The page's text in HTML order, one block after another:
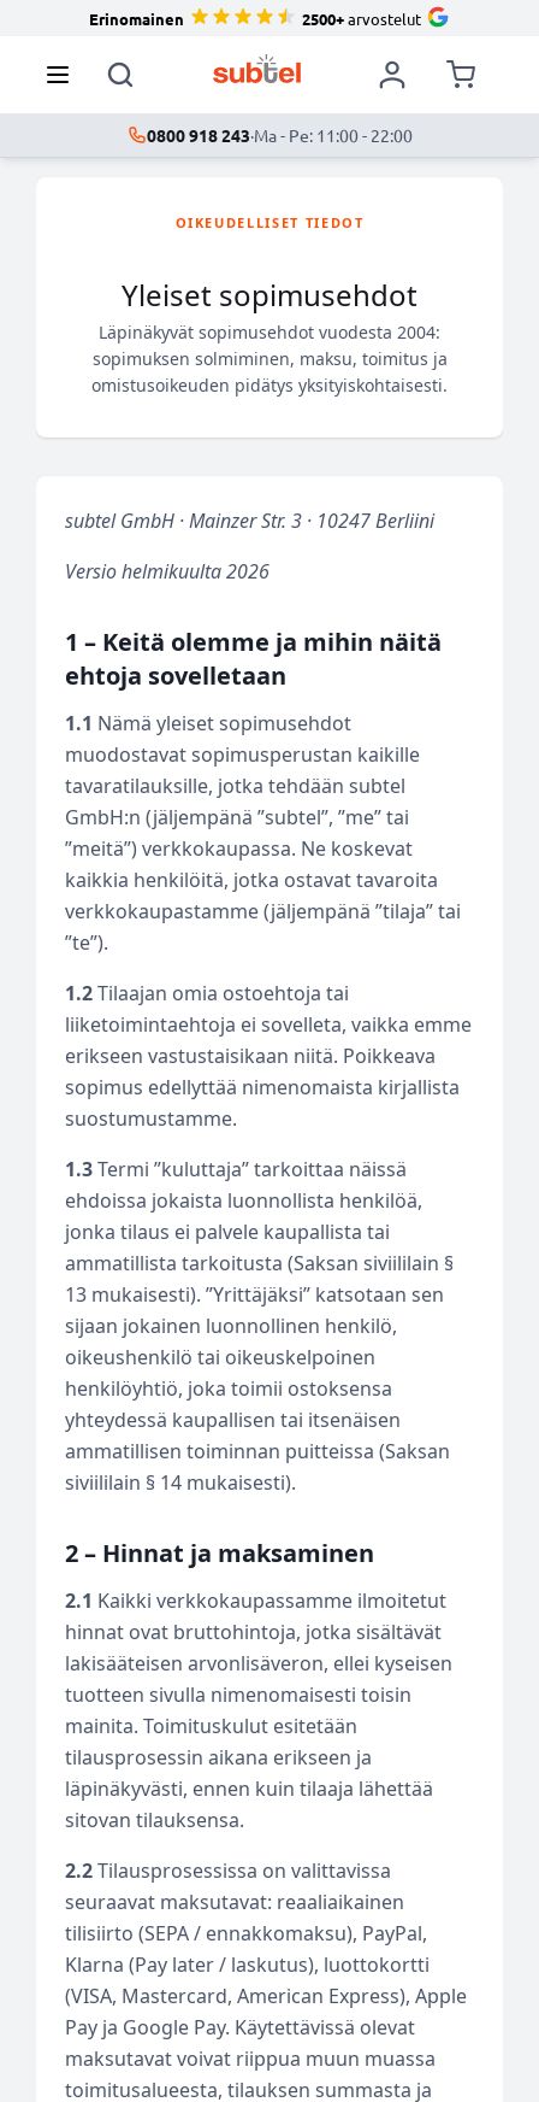
Erinomainen 2500+arvostelut
0800 918 243·Ma - Pe: 11:00 - 22:00
OIKEUDELLISET TIEDOT
Yleiset sopimusehdot
Läpinäkyvät sopimusehdot vuodesta 2004:
sopimuksen solmiminen, maksu, toimitus ja
omistusoikeuden pidätys yksityiskohtaisesti.
subtel GmbH · Mainzer Str. 3 · 10247 Berliini
Versio helmikuulta 2026
1 – Keitä olemme ja mihin näitä
ehtoja sovelletaan
1.1 Nämä yleiset sopimusehdot
muodostavat sopimusperustan kaikille
tavaratilauksille, jotka tehdään subtel
GmbH:n (jäljempänä ”subtel”, ”me” tai
”meitä”) verkkokaupassa. Ne koskevat
kaikkia henkilöitä, jotka ostavat tavaroita
verkkokaupastamme (jäljempänä ”tilaja” tai
”te”).
1.2Tilaajan omia ostoehtoja tai
liiketoimintaehtoja ei sovelleta, vaikka emme
erikseen vastustaisikaan niitä. Poikkeava
sopimus edellyttää nimenomaista kirjallista
suostumustamme.
1.3Termi ”kuluttaja” tarkoittaa näissä
ehdoissa jokaista luonnollista henkilöä,
jonka tilaus ei palvele kaupallista tai
ammatillista tarkoitusta (Saksan siviililain §
13 mukaisesti). ”Yrittäjäksi” katsotaan sen
sijaan jokainen luonnollinen henkilö,
oikeushenkilö tai oikeuskelpoinen
henkilöyhtiö, joka toimii ostoksensa
yhteydessä kaupallisen tai itsenäisen
ammatillisen toiminnan puitteissa (Saksan
siviililain § 14 mukaisesti).
2 – Hinnat ja maksaminen
2.1 Kaikki verkkokaupassamme ilmoitetut
hinnat ovat bruttohintoja, jotka sisältävät
lakisääteisen arvonlisäveron, ellei kyseisen
tuotteen sivulla nimenomaisesti toisin
mainita. Toimituskulut esitetään
tilausprosessin aikana erikseen ja
läpinäkyvästi, ennen kuin tilaaja lähettää
sitovan tilauksensa.
2.2Tilausprosessissa on valittavissa
seuraavat maksutavat: reaaliaikainen
tilisiirto (SEPA / ennakkomaksu), PayPal,
Klarna (Pay later / laskutus), luottokortti
(VISA, Mastercard, American Express), Apple
Pay ja Google Pay. Käytettävissä olevat
maksutavat voivat riippua muun muassa
toimitusalueesta, tilauksen summasta ja